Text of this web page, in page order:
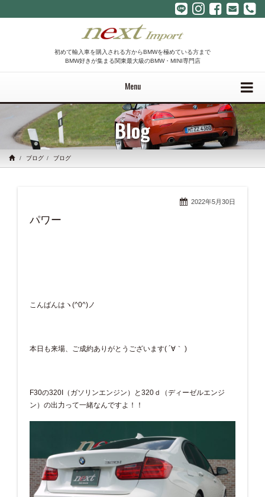
初めて輸入車を購入される方からBMWを極めている方まで
BMW好きが集まる関東最大級のBMW・MINI専門店
Menu
Blog
ブログ ブログ
2022年5月30日
パワー
こんばんはヽ(^0^)ノ
本日も来場、ご成約ありがとうございます( ´∀｀ )
F30の320I（ガソリンエンジン）と320ｄ（ディーゼルエンジ
ン）の出力って一緒なんですよ！！